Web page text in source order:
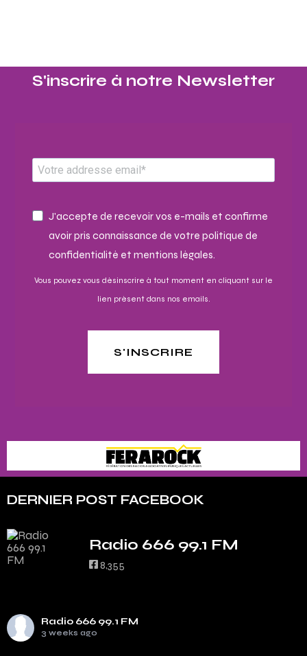
S'inscrire à notre Newsletter​
J'accepte de recevoir vos e-mails et confirme
avoir pris connaissance de votre politique de
confidentialité et mentions légales.
Vous pouvez vous désinscrire à tout moment en cliquant sur le
lien présent dans nos emails.
S'INSCRIRE
DERNIER POST FACEBOOK
Radio 666 99.1 FM
8,355
Radio 666 99.1 FM
3 weeks ago